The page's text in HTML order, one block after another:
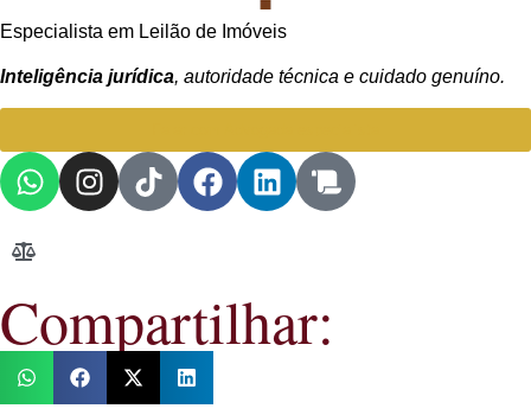
Especialista em Leilão de Imóveis
Inteligência jurídica, autoridade técnica e cuidado genuíno.
Compartilhar: